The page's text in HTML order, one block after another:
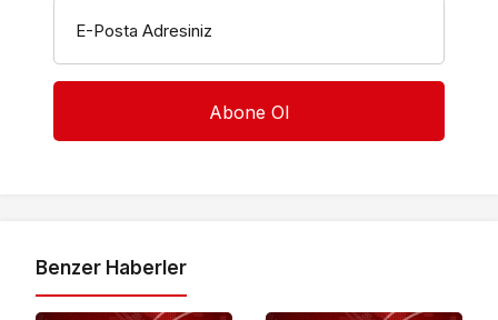
E-Posta Adresiniz
Benzer Haberler